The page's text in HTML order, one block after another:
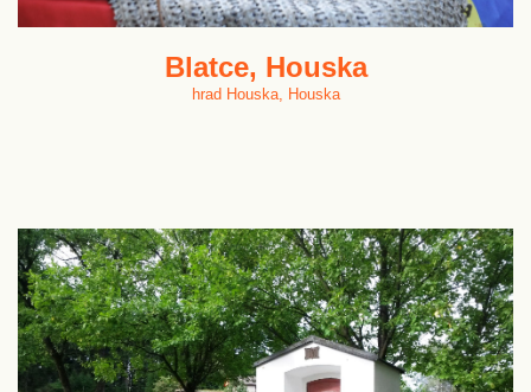
Blatce, Houska
hrad Houska, Houska